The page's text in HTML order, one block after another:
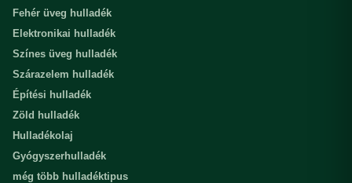
Fehér üveg hulladék
Elektronikai hulladék
Színes üveg hulladék
Szárazelem hulladék
Építési hulladék
Zöld hulladék
Hulladékolaj
Gyógyszerhulladék
még több hulladéktipus